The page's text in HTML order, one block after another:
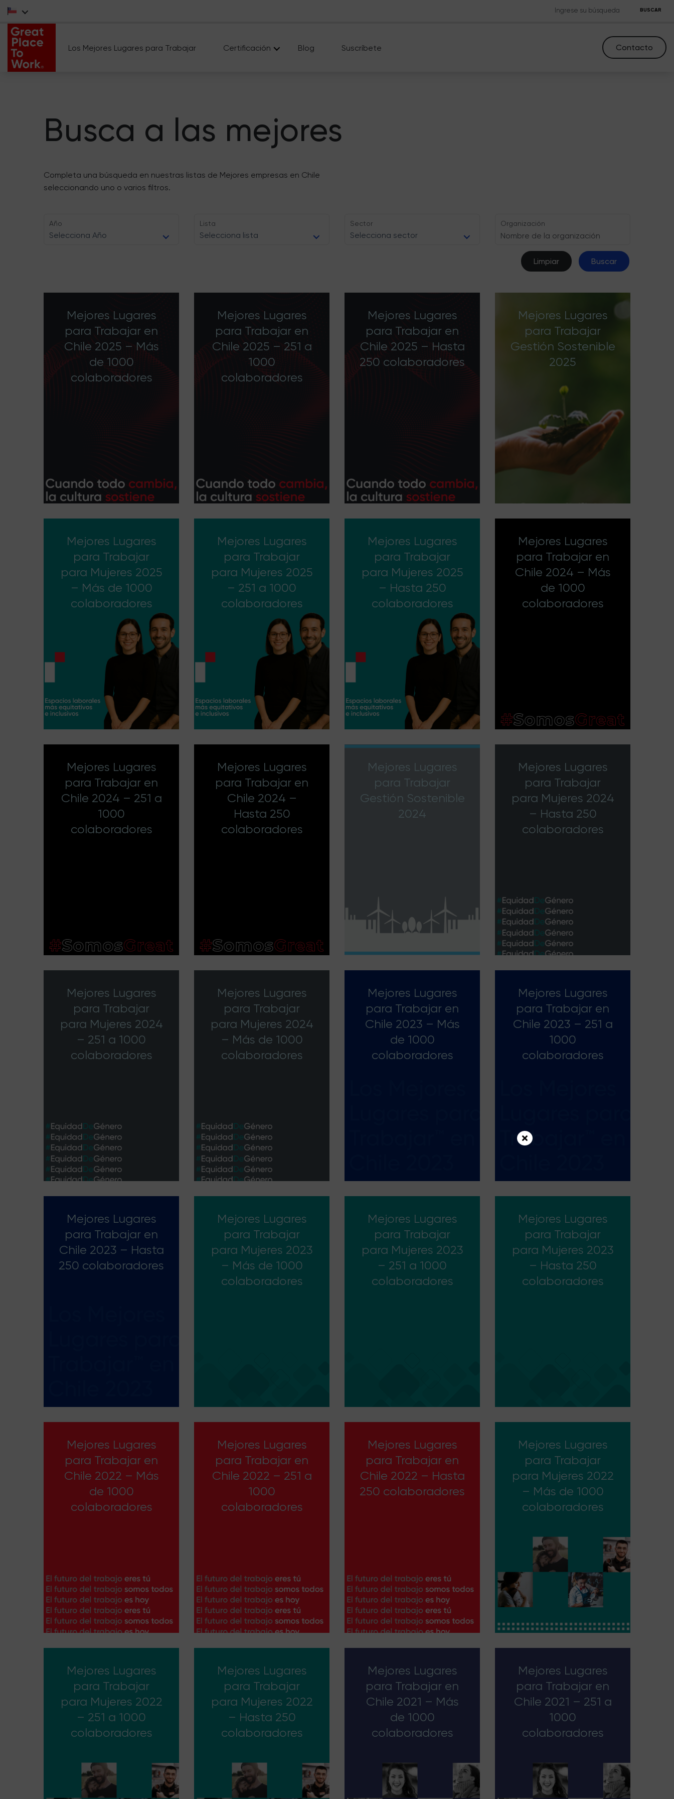
BUSCAR
Los Mejores Lugares para Trabajar Certificación Blog Suscríbete Contacto
Busca a las mejores
Completa una búsqueda en nuestras listas de Mejores empresas en Chile
seleccionando uno o varios filtros.
Año
Selecciona Año
Lista
Selecciona lista
Sector
Selecciona sector
Organización
Buscar
Limpiar
Mejores Lugares
para Trabajar en
Chile 2025 – Más
de 1000
colaboradores
Mejores Lugares
para Trabajar en
Chile 2025 – 251 a
1000
colaboradores
Mejores Lugares
para Trabajar en
Chile 2025 – Hasta
250 colaboradores
Mejores Lugares
para Trabajar
Gestión Sostenible
2025
Mejores Lugares
para Trabajar
para Mujeres 2025
– Más de 1000
colaboradores
Mejores Lugares
para Trabajar
para Mujeres 2025
– 251 a 1000
colaboradores
Mejores Lugares
para Trabajar
para Mujeres 2025
– Hasta 250
colaboradores
Mejores Lugares
para Trabajar en
Chile 2024 – Más
de 1000
colaboradores
Mejores Lugares
para Trabajar en
Chile 2024 – 251 a
1000
colaboradores
Mejores Lugares
para Trabajar en
Chile 2024 –
Hasta 250
colaboradores
Mejores Lugares
para Trabajar
Gestión Sostenible
2024
Mejores Lugares
para Trabajar
para Mujeres 2024
– Hasta 250
colaboradores
Mejores Lugares
para Trabajar
para Mujeres 2024
– 251 a 1000
colaboradores
Mejores Lugares
para Trabajar
para Mujeres 2024
– Más de 1000
colaboradores
Mejores Lugares
para Trabajar en
Chile 2023 – Más
de 1000
colaboradores
Mejores Lugares
para Trabajar en
Chile 2023 – 251 a
1000
colaboradores
Mejores Lugares
para Trabajar en
Chile 2023 – Hasta
250 colaboradores
Mejores Lugares
para Trabajar
para Mujeres 2023
– Más de 1000
colaboradores
Mejores Lugares
para Trabajar
para Mujeres 2023
– 251 a 1000
colaboradores
Mejores Lugares
para Trabajar
para Mujeres 2023
– Hasta 250
colaboradores
Mejores Lugares
para Trabajar en
Chile 2022 – Más
de 1000
colaboradores
Mejores Lugares
para Trabajar en
Chile 2022 – 251 a
1000
colaboradores
Mejores Lugares
para Trabajar en
Chile 2022 – Hasta
250 colaboradores
Mejores Lugares
para Trabajar
para Mujeres 2022
– Más de 1000
colaboradores
Mejores Lugares
para Trabajar
para Mujeres 2022
– 251 a 1000
colaboradores
Mejores Lugares
para Trabajar
para Mujeres 2022
– Hasta 250
colaboradores
Mejores Lugares
para Trabajar en
Chile 2021 – Más
de 1000
colaboradores
Mejores Lugares
para Trabajar en
Chile 2021 – 251 a
1000
colaboradores